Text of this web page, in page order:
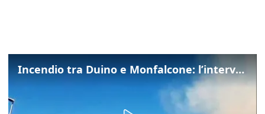
Incendio tra Duino e Monfalcone: l’intervento dei vigili del fuoco